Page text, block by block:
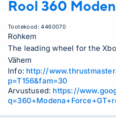
Rool 360
Tootekood:4460070
Rohkem
The leading wheel for the
Vähem
Info: http://
p=T156&fam=30
Arvustused: https://